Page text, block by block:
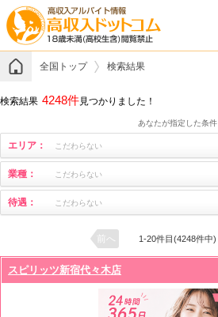
全国トップ 検索結果
検索結果 4248件見つかりました！
あなたが指定した条件
エリア： こだわらない
業種： こだわらない
待遇： こだわらない
前へ 1-20件目(4248件中)
スピリッツ新宿代々木店